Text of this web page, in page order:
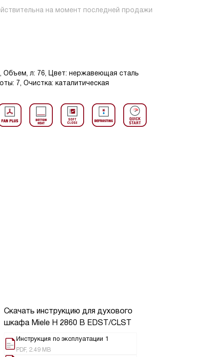
на момент последней продажи
Объем, л: 76, Цвет: нержавеющая сталь
7, Очистка: каталитическая
Скачать инструкцию для духового
шкафа Miele H 2860 B EDST/CLST
Инструкция по эксплуатации 1
PDF, 2.49 MB